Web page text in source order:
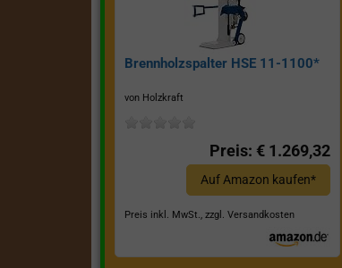
Brennholzspalter HSE 11-1100*
von Holzkraft
Preis: € 1.269,32
Auf Amazon kaufen*
Preis inkl. MwSt., zzgl. Versandkosten